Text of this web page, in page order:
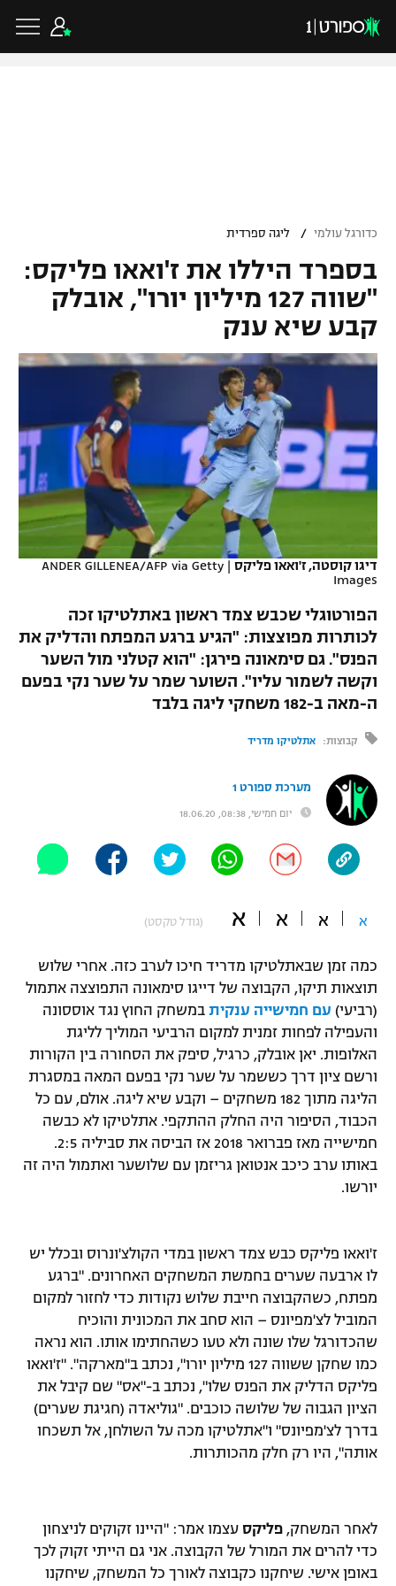
VOD
תוצאות
לוח שידורים
ברחבה
"מחצית בשכונה" – פודקאסט
משתתפים וזוכים בפרסים
תקנון משתתפים וזוכים בפרסים
תקנון עבור פעילות אלקטרה
תקנון עבור פעילות ספורט 1 – "מרלן"
גיימינג E-Sports
תנאי שימוש
מדיניות פרטיות
תקנון פעילות ספורט 1
הצטרפות לחבילת הערוצים
לוח דרושים – ג'ובנט
תגיות
המגזין
גביע הטוטו
ליגיונרים
נבחרת ישראל
מכבי חיפה
מכבי תל אביב
הפועל תל אביב
הפועל חיפה
הפועל באר שבע
ליגת האלופות
ליגה אירופית
ליגה אנגלית
ליגה גרמנית
ליגה ספרדית
ליגה איטלקית
ליגה הולנדית
ליגה טורקית
ליגה ברזילאית
ליגות נוספות
כדורסל ישראלי
ליגת ווינר סל
ליגה לאומית
כדורסל נשים
מכבי תל אביב
הפועל חולון
דני אבדיה
כדורסל עולמי
יורוליג
יורוקאפ
ענפים נוספים
טניס
כדוריד
שחייה
ג'ודו
אגרוף
ספורט אולימפי
UFC
היאבקות WWE
אופניים
ספורט מוטורי
כדורמים
פוטבול אמריקאי NFL
ספורט אתגרי ואקסטרים
אומנויות לחימה
גיימינג E-Sports
כדורגל עולמי / ליגה ספרדית
בספרד היללו את ז'ואאו פליקס:
"שווה 127 מיליון יורו", אובלק
קבע שיא ענק
דיגו קוסטה, ז'ואאו פליקס |
ANDER GILLENEA/AFP via Getty
Images
הפורטוגלי שכבש צמד ראשון באתלטיקו זכה
לכותרות מפוצצות: "הגיע ברגע המפתח והדליק את
הפנס". גם סימאונה פירגן: "הוא קטלני מול השער
וקשה לשמור עליו". השוער שמר על שער נקי בפעם
ה-מאה ב-182 משחקי ליגה בלבד
קבוצות: אתלטיקו מדריד
מערכת ספורט 1
יום חמישי, 08:38, 18.06.20
א א א א (גודל טקסט)
כמה זמן שבאתלטיקו מדריד חיכו לערב כזה. אחרי שלוש
תוצאות תיקו, הקבוצה של דייגו סימאונה התפוצצה אתמול
(רביעי) עם חמישייה ענקית במשחק החוץ נגד אוססונה
והעפילה לפחות זמנית למקום הרביעי המוליך לליגת
האלופות. יאן אובלק, כרגיל, סיפק את הסחורה בין הקורות
ורשם ציון דרך כששמר על שער נקי בפעם המאה במסגרת
הליגה מתוך 182 משחקים – וקבע שיא ליגה. אולם, עם כל
הכבוד, הסיפור היה החלק ההתקפי. אתלטיקו לא כבשה
חמישייה מאז פברואר 2018 אז הביסה את סביליה 2:5.
באותו ערב כיכב אנטואן גריזמן עם שלושער ואתמול היה זה
יורשו.
ז'ואאו פליקס כבש צמד ראשון במדי הקולצ'ונרוס ובכלל יש
לו ארבעה שערים בחמשת המשחקים האחרונים. "ברגע
מפתח, כשהקבוצה חייבת שלוש נקודות כדי לחזור למקום
המוביל לצ'מפיונס – הוא סחב את המכונית והוכיח
שהכדורגל שלו שונה ולא טעו כשהחתימו אותו. הוא נראה
כמו שחקן ששווה 127 מיליון יורו", נכתב ב"מארקה". "ז'ואאו
פליקס הדליק את הפנס שלו", נכתב ב-"אס" שם קיבל את
הציון הגבוה של שלושה כוכבים. "גוליאדה (חגיגת שערים)
בדרך לצ'מפיונס" ו"אתלטיקו מכה על השולחן, אל תשכחו
אותה", היו רק חלק מהכותרות.
לאחר המשחק, פליקס עצמו אמר: "היינו זקוקים לניצחון
כדי להרים את המורל של הקבוצה. אני גם הייתי זקוק לכך
באופן אישי. שיחקנו כקבוצה לאורך כל המשחק, שיחקנו